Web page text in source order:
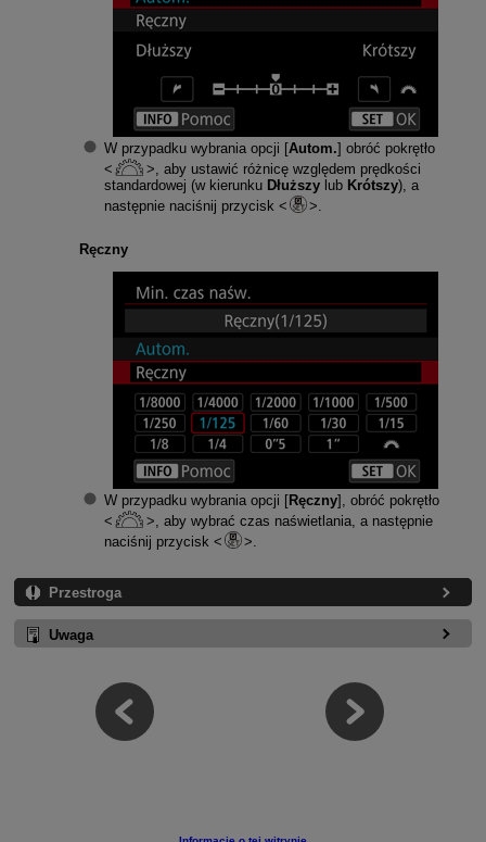
W przypadku wybrania opcji [Autom.] obróć pokrętło
, aby ustawić różnicę względem prędkości
standardowej (w kierunku Dłuższylub Krótszy), a
następnie naciśnij przycisk
Ręczny
W przypadku wybrania opcji [Ręczny], obróć pokrętło
, aby wybrać czas naświetlania, a następnie
naciśnij przycisk
.
Przestroga
Uwaga